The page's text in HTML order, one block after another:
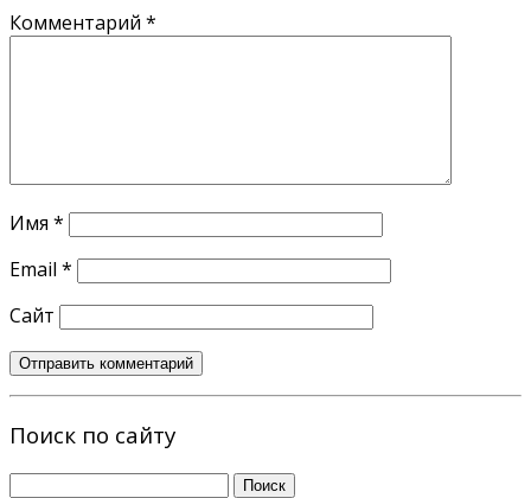
Комментарий *
Имя *
Email *
Сайт
Поиск по сайту
Найти: